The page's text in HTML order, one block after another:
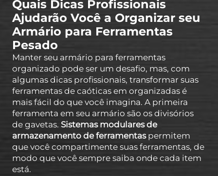
Quais Dicas Profissionais
Ajudarão Você a Organizar seu
Armário para Ferramentas
Pesado
Manter seu armário para ferramentas
organizado pode ser um desafio, mas, com
algumas dicas profissionais, transformar suas
ferramentas de caóticas em organizadas é
mais fácil do que você imagina. A primeira
ferramenta em seu armário são os divisórios
de gavetas. Sistemas modulares de
armazenamento de ferramentas permitem
que você compartimente suas ferramentas, de
modo que você sempre saiba onde cada item
está.